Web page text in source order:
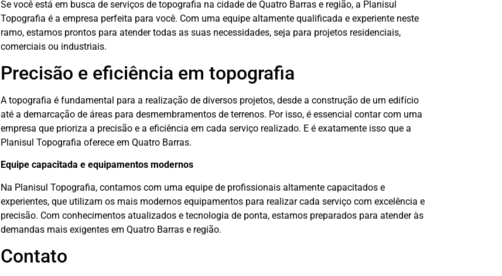
Se você está em busca de serviços de topografia na cidade de Quatro Barras e região, a Planisul
Topografia é a empresa perfeita para você. Com uma equipe altamente qualificada e experiente neste
ramo, estamos prontos para atender todas as suas necessidades, seja para projetos residenciais,
comerciais ou industriais.
Precisão e eficiência em topografia
A topografia é fundamental para a realização de diversos projetos, desde a construção de um edifício
até a demarcação de áreas para desmembramentos de terrenos. Por isso, é essencial contar com uma
empresa que prioriza a precisão e a eficiência em cada serviço realizado. E é exatamente isso que a
Planisul Topografia oferece em Quatro Barras.
Equipe capacitada e equipamentos modernos
Na Planisul Topografia, contamos com uma equipe de profissionais altamente capacitados e
experientes, que utilizam os mais modernos equipamentos para realizar cada serviço com excelência e
precisão. Com conhecimentos atualizados e tecnologia de ponta, estamos preparados para atender às
demandas mais exigentes em Quatro Barras e região.
Contato